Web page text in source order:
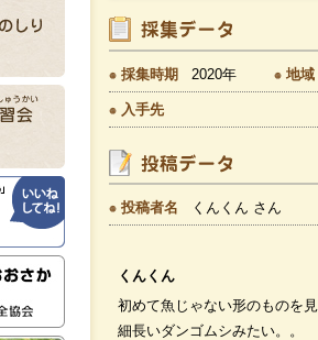
採集時期 2020年 地域
入手先
投稿者名 くんくん さん
くんくん
初めて魚じゃない形のものを
細長いダンゴムシみたい。。